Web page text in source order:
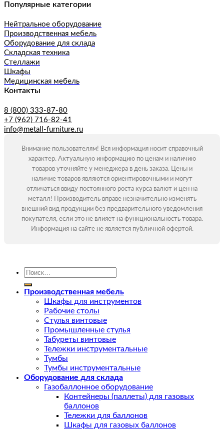
Популярные категории
Нейтральное оборудование
Производственная мебель
Оборудование для склада
Складская техника
Стеллажи
Шкафы
Медицинская мебель
Контакты
8 (800) 333-87-80
+7 (962) 716-82-41
info@metall-furniture.ru
Внимание пользователям! Вся информация носит справочный
характер. Актуальную информацию по ценам и наличию
товаров уточняйте у менеджера в день заказа. Цены и
наличие товаров являются ориентировочными и могут
отличаться ввиду постоянного роста курса валют и цен на
металл! Производитель вправе незначительно изменять
внешний вид продукции без предварительного уведомления
покупателя, если это не влияет на функциональность товара.
Информация на сайте не является публичной офертой.
Искать:
Производственная мебель
Шкафы для инструментов
Рабочие столы
Стулья винтовые
Промышленные стулья
Табуреты винтовые
Тележки инструментальные
Тумбы
Тумбы инструментальные
Оборудование для склада
Газобаллонное оборудование
Контейнеры (паллеты) для газовых
баллонов
Тележки для баллонов
Шкафы для газовых баллонов